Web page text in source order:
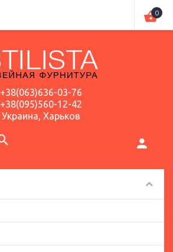
+38(063)636-03-76
+38(095)560-12-42
Украина, Харьков
0